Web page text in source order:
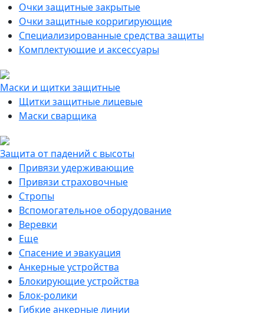
Очки защитные закрытые
Очки защитные корригирующие
Специализированные средства защиты
Комплектующие и аксессуары
Маски и щитки защитные
Щитки защитные лицевые
Маски сварщика
Защита от падений с высоты
Привязи удерживающие
Привязи страховочные
Стропы
Вспомогательное оборудование
Веревки
Еще
Спасение и эвакуация
Анкерные устройства
Блокирующие устройства
Блок-ролики
Гибкие анкерные линии